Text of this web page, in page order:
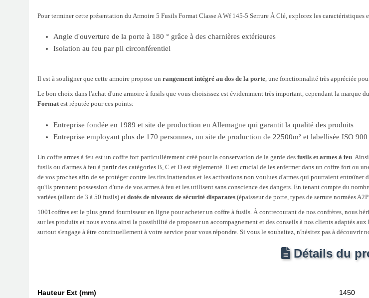
Pour terminer cette présentation du Armoire 5 Fusils Format Classe A Wf 145-5 Serrure À Clé, explorez les
Angle d'ouverture de la porte à 180 ° grâce à des charnières extérieures
Isolation au feu par pli circonférentiel
Il est à souligner que cette armoire propose un rangement intégré au dos de la porte , une fonctionnalité très appréciée
Le bon choix dans l'achat d'une armoire à fusils que vous choisissez est évidemment très important, cependant la marque
Format est réputée pour ces points:
Entreprise fondée en 1989 et site de production en Allemagne qui garantit la qualité des produits
Entreprise employant plus de 170 personnes, un site de production de 22500m² et labellisée ISO
Un coffre armes à feu est un coffre fort particulièrement créé pour la conservation de la garde des fusils et armes à feu.
fusils ou d'armes à feu à partir des catégories B, C et D est réglementé. Il est crucial de les enfermer dans un coffre fort ou
de vos proches afin de se protéger contre les tirs inattendus et les activations non voulues d'armes qui pourraient
qu'ils prennent possession d'une de vos armes à feu et les utilisent sans conscience des dangers. En tenant compte du
variées (allant de 3 à 50 fusils) et dotés de niveaux de sécurité disparates (épaisseur de porte, types de serrure normées
1001coffres est le plus grand fournisseur en ligne pour acheter un coffre à fusils. À contrecourant de nos confrères, nous
sur les produits et nous avons ainsi la possibilité de proposer un accompagnement et des conseils à nos clients adaptés
surtout s'engage à être continuellement à votre service pour vous répondre. Si vous le souhaitez, n'hésitez pas à découvrir
Détails du
Hauteur Ext (mm) 1450